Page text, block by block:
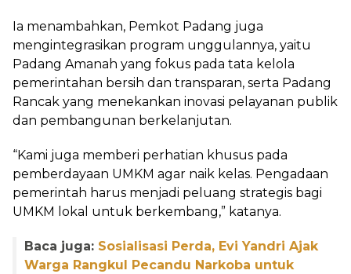
Ia menambahkan, Pemkot Padang juga
mengintegrasikan program unggulannya, yaitu
Padang Amanah yang fokus pada tata kelola
pemerintahan bersih dan transparan, serta Padang
Rancak yang menekankan inovasi pelayanan publik
dan pembangunan berkelanjutan.
“Kami juga memberi perhatian khusus pada
pemberdayaan UMKM agar naik kelas. Pengadaan
pemerintah harus menjadi peluang strategis bagi
UMKM lokal untuk berkembang,” katanya.
Baca juga: Sosialisasi Perda, Evi Yandri Ajak
Warga Rangkul Pecandu Narkoba untuk